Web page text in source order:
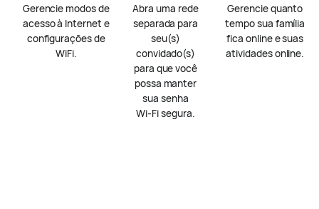
Gerencie modos de
acesso à Internet e
configurações de
WiFi.
Abra uma rede
separada para
seu(s)
convidado(s)
para que você
possa manter
sua senha
Wi-Fisegura.
Gerencie quanto
tempo sua família
fica online e suas
atividades online.